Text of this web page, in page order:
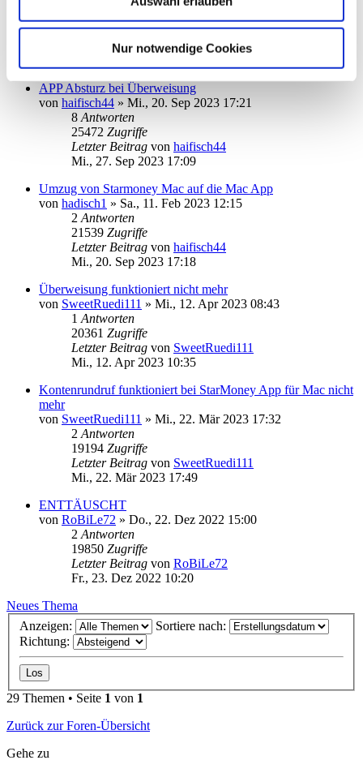
Nur notwendige Cookies
3Antworten
18421Zugriffe
Letzter Beitragvonebi_f
APP Absturz bei Überweisung
von haifisch44 » Mi., 20. Sep 2023 17:21
8 Antworten
25472 Zugriffe
Letzter Beitrag von haifisch44
Mi., 27. Sep 2023 17:09
Umzug von Starmoney Mac auf die Mac App
von hadisch1 » Sa., 11. Feb 2023 12:15
2 Antworten
21539 Zugriffe
Letzter Beitrag von haifisch44
Mi., 20. Sep 2023 17:18
Überweisung funktioniert nicht mehr
von SweetRuedi111 » Mi., 12. Apr 2023 08:43
1 Antworten
20361 Zugriffe
Letzter Beitrag von SweetRuedi111
Mi., 12. Apr 2023 10:35
Kontenrundruf funktioniert bei StarMoney App für Mac nicht
mehr
von SweetRuedi111 » Mi., 22. Mär 2023 17:32
2 Antworten
19194 Zugriffe
Letzter Beitrag von SweetRuedi111
Mi., 22. Mär 2023 17:49
ENTTÄUSCHT
von RoBiLe72 » Do., 22. Dez 2022 15:00
2 Antworten
19850 Zugriffe
Letzter Beitrag von RoBiLe72
Fr., 23. Dez 2022 10:20
Neues Thema
Anzeigen:
Sortiere nach:
Richtung:
29 Themen • Seite 1 von 1
Zurück zur Foren-Übersicht
Gehe zu